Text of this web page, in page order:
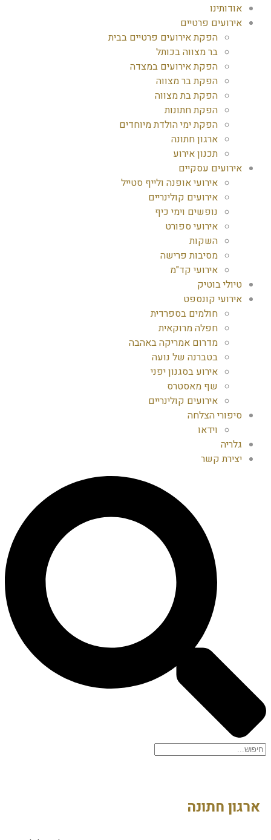
אודותינו
אירועים פרטיים
הפקת אירועים פרטיים בבית
בר מצווה בכותל
הפקת אירועים במצדה
הפקת בר מצווה
הפקת בת מצווה
הפקת חתונות
הפקת ימי הולדת מיוחדים
ארגון חתונה
תכנון אירוע
אירועים עסקיים
אירועי אופנה ולייף סטייל
אירועים קולינריים
נופשים וימי כיף
אירועי ספורט
השקות
מסיבות פרישה
אירועי קד"מ
טיולי בוטיק
אירועי קונספט
חולמים בספרדית
חפלה מרוקאית
מדרום אמריקה באהבה
בטברנה של נועה
אירוע בסגנון יפני
שף מאסטרס
אירועים קולינריים
סיפורי הצלחה
וידאו
גלריה
יצירת קשר
חתונה